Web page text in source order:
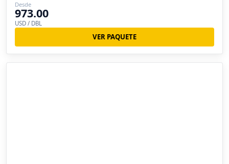
Desde
973.00
USD / DBL
VER PAQUETE